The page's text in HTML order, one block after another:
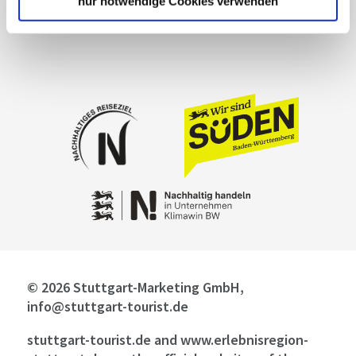
Masthead
© 2026 Stuttgart-Marketing GmbH,
info@stuttgart-tourist.de
stuttgart-tourist.de and www.erlebnisregion-